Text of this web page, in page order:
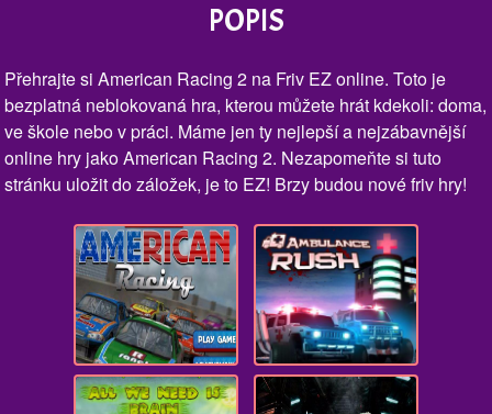
POPIS
Přehrajte si American Racing 2 na Friv EZ online. Toto je
bezplatná neblokovaná hra, kterou můžete hrát kdekoli: doma,
ve škole nebo v práci. Máme jen ty nejlepší a nejzábavnější
online hry jako American Racing 2. Nezapomeňte si tuto
stránku uložit do záložek, je to EZ! Brzy budou nové friv hry!